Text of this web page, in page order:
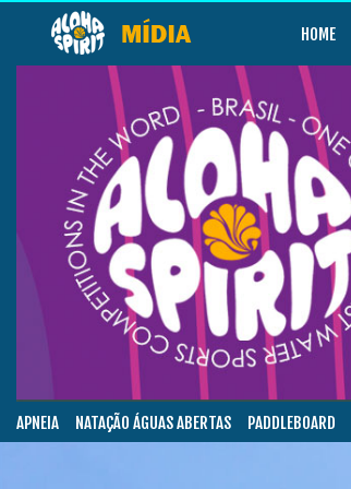
HOME
APNEIA NATAÇÃO ÁGUAS ABERTAS PADDLEBOARD